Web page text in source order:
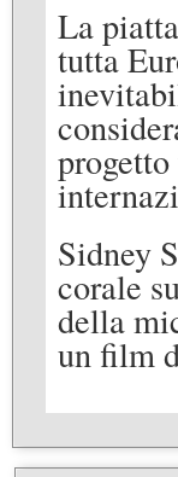
La
tutta
Sidney
corale
della
un film